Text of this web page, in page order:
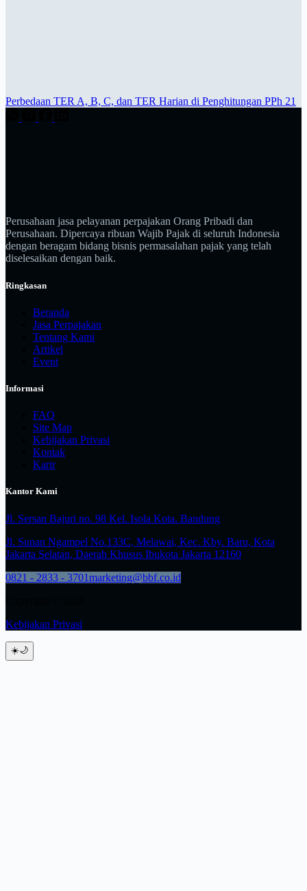
Perbedaan TER A, B, C, dan TER Harian di Penghitungan PPh 21
Perusahaan jasa pelayanan perpajakan Orang Pribadi dan
Perusahaan. Dipercaya ribuan Wajib Pajak di seluruh Indonesia
dengan beragam bidang bisnis permasalahan pajak yang telah
diselesaikan dengan baik.
Ringkasan
Beranda
Jasa Perpajakan
Tentang Kami
Artikel
Event
Informasi
FAQ
Site Map
Kebijakan Privasi
Kontak
Karir
Kantor Kami
Jl. Sersan Bajuri no. 98 Kel. Isola Kota. Bandung
Jl. Sunan Ngampel No.133C, Melawai, Kec. Kby. Baru, Kota
Jakarta Selatan, Daerah Khusus Ibukota Jakarta 12160
0821 - 2833 - 3701marketing@bbf.co.id
Kebijakan Privasi
☀️🌙